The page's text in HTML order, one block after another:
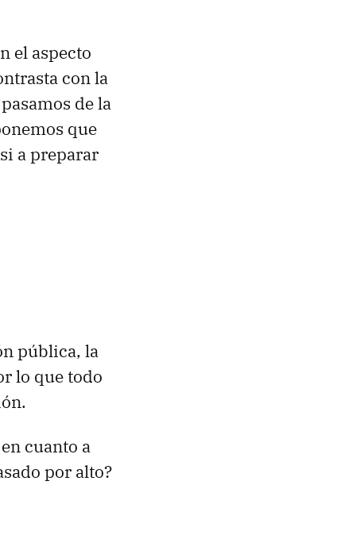
el aspecto
con la
de la
que
a preparar
pública, la
lo que todo
cuanto a
por alto?